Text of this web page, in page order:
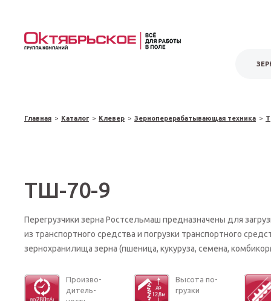
Главная > Каталог > Клевер > Зерноперерабатывающая техника >
ТШ-70-9
Перегрузчики зерна Ростсельмаш предназначены для
из транспортного средства и погрузки транспортного
зернохранилища зерна (пшеница, кукуруза, семена,
Про­из­во­
ди­тель­
Вы­со­та по­
груз­ки